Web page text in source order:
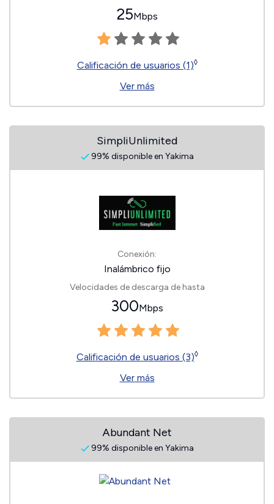
25Mbps
Calificación de usuarios (1)◊
Ver más
SimpliUnlimited
99% disponible en Yakima
Conexión:
Inalámbrico fijo
Velocidades de descarga de hasta
300Mbps
Calificación de usuarios (3)◊
Ver más
Abundant Net
99% disponible en Yakima